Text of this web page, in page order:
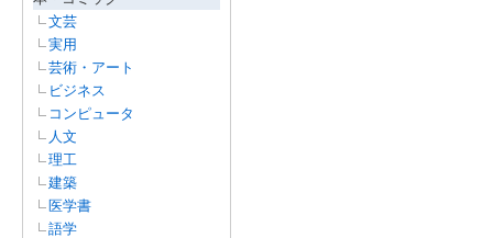
文芸
実用
芸術・アート
ビジネス
コンピュータ
人文
理工
建築
医学書
語学